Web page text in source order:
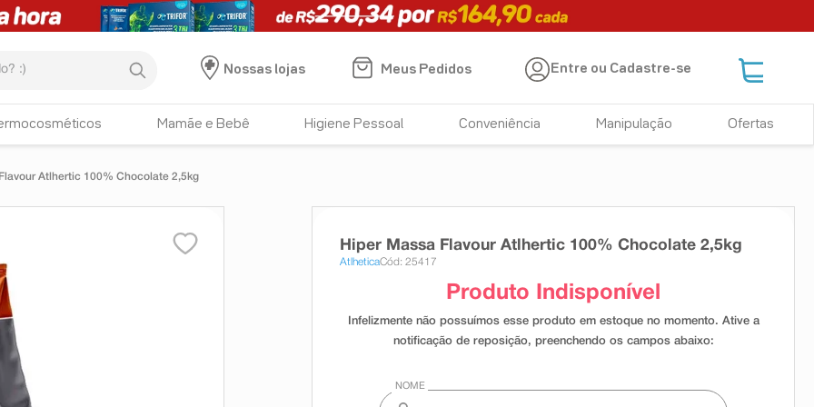
Nossas lojas
Meus Pedidos Entre ou Cadastre-se
Mamãe e Bebê Higiene Pessoal Conveniência Manipulação Ofertas
Atlhertic 100% Chocolate 2,5kg
Hiper Massa Flavour Atlhertic 100% Chocolate 2,5kg
AtlheticaCód: 25417